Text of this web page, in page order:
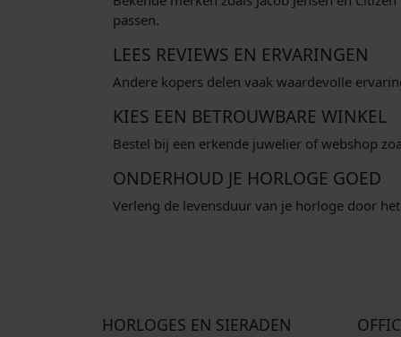
passen.
LEES REVIEWS EN ERVARINGEN
Andere kopers delen vaak waardevolle
KIES EEN BETROUWBARE WINKEL
Bestel bij een erkende juwelier of webshop
ONDERHOUD JE HORLOGE GOED
Verleng de levensduur van je horloge door
HORLOGES EN SIERADEN